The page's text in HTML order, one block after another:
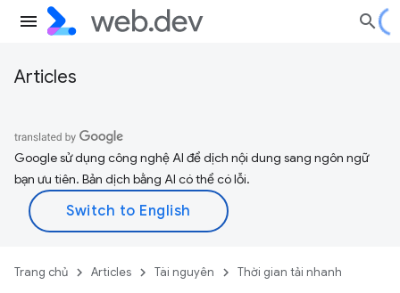
Articles
Google sử dụng công nghệ AI để dịch nội dung sang ngôn ngữ
bạn ưu tiên. Bản dịch bằng AI có thể có lỗi.
Trang chủ Articles Tài nguyên Thời gian tải nhanh